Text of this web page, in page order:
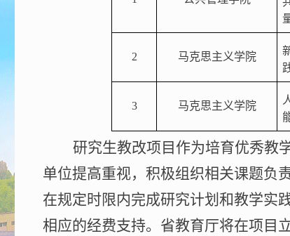
2 马克思主义学院
3 马克思主义学院
研究生教改项目作为培育优秀教
单位提高重视，积极组织相关课题负
在规定时限内完成研究计划和教学实
相应的经费支持。省教育厅将在项目